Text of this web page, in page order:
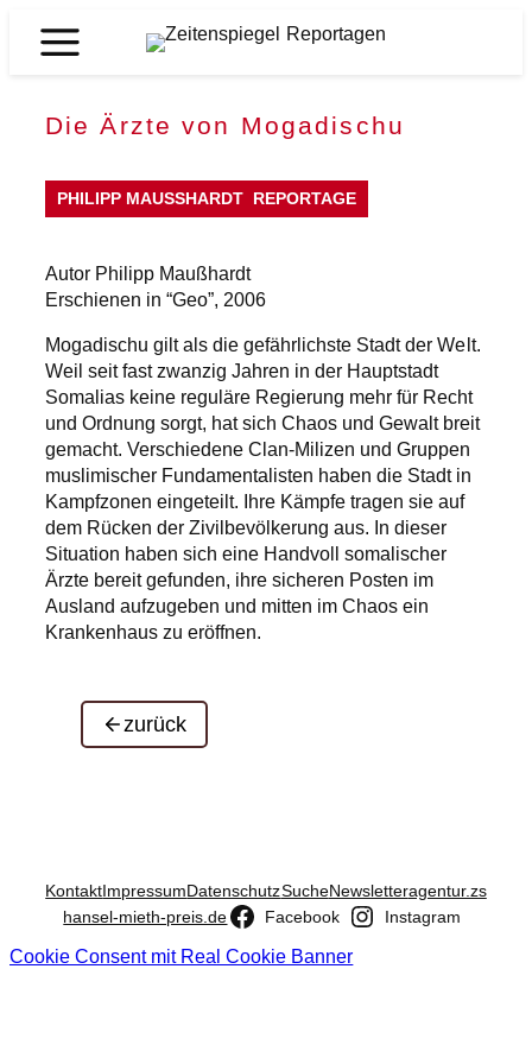
Inhalt
Zeitenspiegel
Die Ärzte von Mogadischu
PHILIPP MAUSSHARDT REPORTAGE
Autor Philipp Maußhardt
Erschienen in “Geo”, 2006
Mogadischu gilt als die gefährlichste Stadt der Welt.
Weil seit fast zwanzig Jahren in der Hauptstadt
Somalias keine reguläre Regierung mehr für Recht
und Ordnung sorgt, hat sich Chaos und Gewalt breit
gemacht. Verschiedene Clan-Milizen und Gruppen
muslimischer Fundamentalisten haben die Stadt in
Kampfzonen eingeteilt. Ihre Kämpfe tragen sie auf
dem Rücken der Zivilbevölkerung aus. In dieser
Situation haben sich eine Handvoll somalischer
Ärzte bereit gefunden, ihre sicheren Posten im
Ausland aufzugeben und mitten im Chaos ein
Krankenhaus zu eröffnen.
zurück
KontaktImpressumDatenschutzSucheNewsletteragentur.zs
hansel-mieth-preis.de
Facebook Instagram
Cookie Consent mit Real Cookie Banner